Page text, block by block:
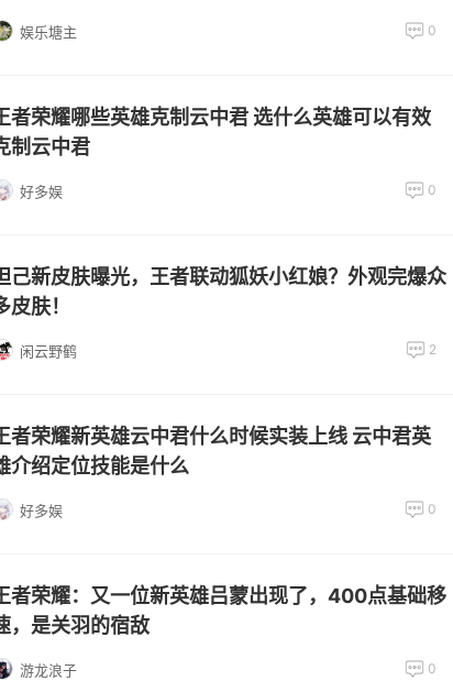
娱乐塘主 0
者荣耀哪些英雄克制云中君 选什么英雄可以有效
制云中君
好多娱 0
己新皮肤曝光，王者联动狐妖小红娘？外观完爆众
皮肤！
闲云野鹤 2
者荣耀新英雄云中君什么时候实装上线 云中君英
介绍定位技能是什么
好多娱 0
者荣耀：又一位新英雄吕蒙出现了，400点基础移
，是关羽的宿敌
游龙浪子 0